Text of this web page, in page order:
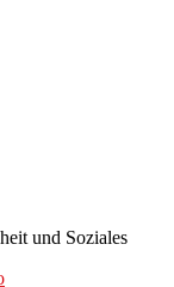
und Soziales